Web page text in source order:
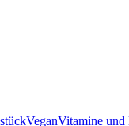
VeganVitamine und